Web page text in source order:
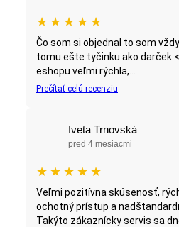
★ ★ ★ ★ ★
Čo som si objednal to som
tomu ešte tyčinku ako
eshopu veľmi rýchla,...
Prečítať celú recenziu
Iveta Trnovská
pred 4 mesiacmi
★ ★ ★ ★ ★
Veľmi pozitívna skúsenosť,
ochotný prístup a
Takýto zákaznícky servis sa